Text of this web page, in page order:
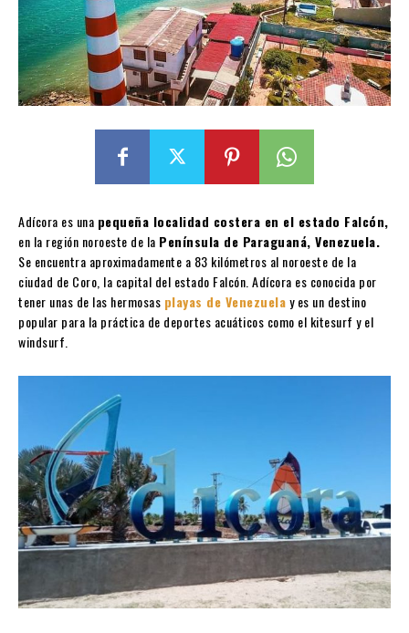
Adícora es una pequeña localidad costera en el estado Falcón,
en la región noroeste de la Península de Paraguaná, Venezuela.
Se encuentra aproximadamente a 83 kilómetros al noroeste de la
ciudad de Coro, la capital del estado Falcón. Adícora es conocida por
tener unas de las hermosas playas de Venezuelay es un destino
popular para la práctica de deportes acuáticos como el kitesurf y el
windsurf.